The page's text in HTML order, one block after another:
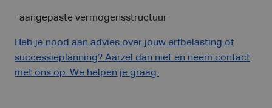
· aangepaste vermogensstructuur
Heb je nood aan advies over jouw erfbelasting of
successieplanning? Aarzel dan niet en neem contact
met ons op. We helpen je graag.